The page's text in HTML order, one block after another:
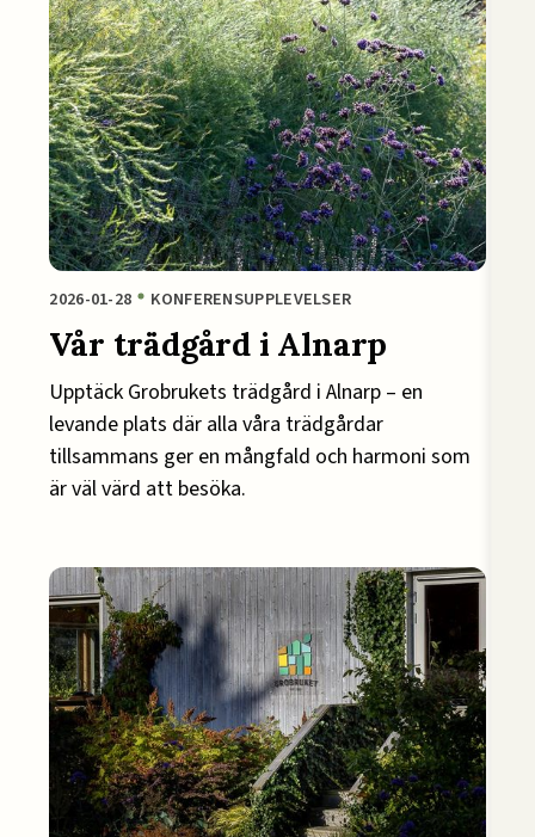
2026-01-28 KONFERENSUPPLEVELSER
Vår trädgård i Alnarp
Upptäck Grobrukets trädgård i Alnarp – en
levande plats där alla våra trädgårdar
tillsammans ger en mångfald och harmoni som
är väl värd att besöka.